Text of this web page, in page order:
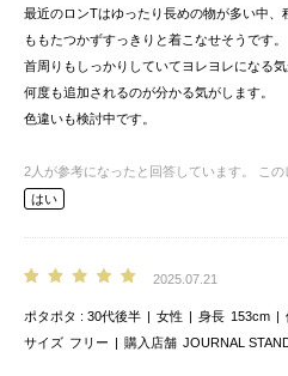
最近のロンTはゆったり長めの物が多い中
ももたつかずすっきりと着こなせそうです。
首周りもしっかりしていてヨレヨレになる気
何度も追加されるのが分かる気がします。
色違いも検討中です。
2 人が参考になったと回答しています。
こ
はい
2025.07.21
ポタポタ 30代後半 女性 身長 153cm
サイズ フリー 購入店舗 JOURNAL